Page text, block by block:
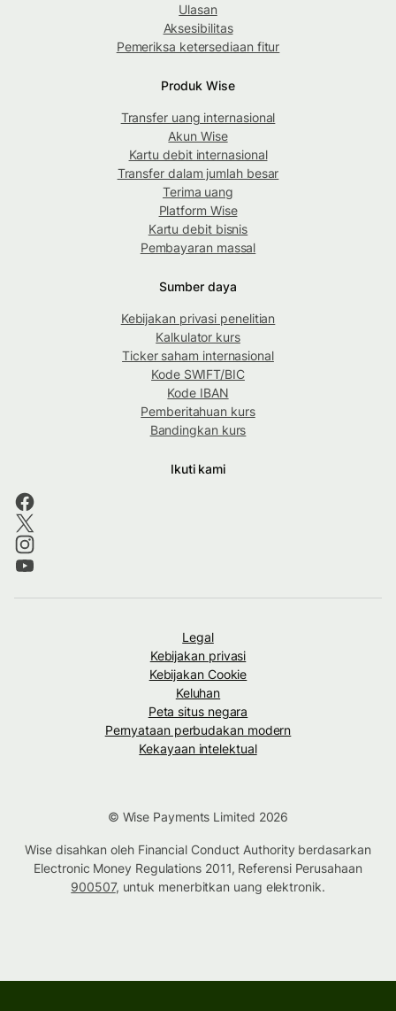
Ulasan
Aksesibilitas
Pemeriksa ketersediaan fitur
Produk Wise
Transfer uang internasional
Akun Wise
Kartu debit internasional
Transfer dalam jumlah besar
Terima uang
Platform Wise
Kartu debit bisnis
Pembayaran massal
Sumber daya
Kebijakan privasi penelitian
Kalkulator kurs
Ticker saham internasional
Kode SWIFT/BIC
Kode IBAN
Pemberitahuan kurs
Bandingkan kurs
Ikuti kami
Legal
Kebijakan privasi
Kebijakan Cookie
Keluhan
Peta situs negara
Pernyataan perbudakan modern
Kekayaan intelektual
© Wise Payments Limited 2026
Wise disahkan oleh Financial Conduct Authority berdasarkan
Electronic Money Regulations 2011, Referensi Perusahaan
900507, untuk menerbitkan uang elektronik.